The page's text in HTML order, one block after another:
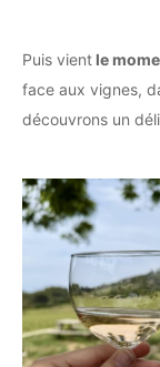
Puis vientle
face aux vignes,
découvrons un